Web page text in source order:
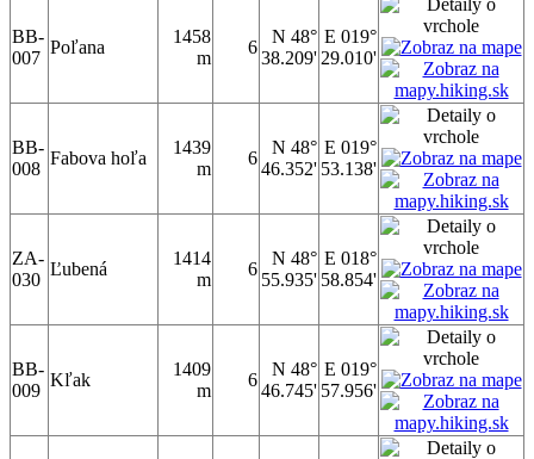
BB-
007
Poľana
1458
m
6
N 48°
38.209'
E 019°
29.010'
BB-
008
Fabova hoľa
1439
m
6
N 48°
46.352'
E 019°
53.138'
ZA-
030
Ľubená
1414
m
6
N 48°
55.935'
E 018°
58.854'
BB-
009
Kľak
1409
m
6
N 48°
46.745'
E 019°
57.956'